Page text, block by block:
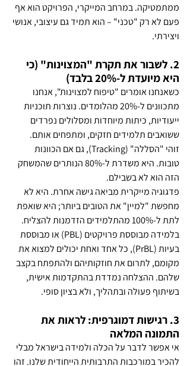
ממתמטיקה. במרחב המייקרי, הפרויקט הוא אף
פעם לא רק "טכני" – הוא תמיד גם עיצובי, אנושי
ויצירתי.
2. לשבור את תקרת "המצוינות" (כי
היא מיועדת ל-20% בלבד)
כשאנחנו אומרים "טיפוח למצוינות", אנחנו
מתכוונים ל-20% מהלומדים. נוצרות תוכניות
ייעודיות, כיתות מיוחדות ומסלולים נפרדים
ששואבים תלמידים חזקים, ומתפחים אותם.
זוהי "הסללה" (Tracking), גם אם הכוונות
טובות. היא משדרת ל-80% הנותרים שהמשחק
הזה הוא לא בשבילם.
פדגוגיה מייקרית מביאה גישה אחרת. היא לא
מחפשת "למיין" את הטובים ביותר; היא שואפת
לתת ל-100% מהתלמידים הזדמנות להצליח.
בלמידה מבוססת פרויקטים (PBL) או מבוססת
בעיות (PrBL), כל אחד ואחת יכולים למצוא את
מקומם, לתרום את חוזקותיהם ולהתפתח בקצב
שלהם. ההצלחה נמדדת בהתקדמות אישית,
בשיתוף פעולה ובתהליך, ולא בציון סופי.
3. רגישות דמוגרפית: לראות את
התמונה המלאה
אי אפשר לדבר על הכלה ולמידה בישראל מבלי
להכיר במורכבות התרבותית הייחודית שלנו. זהו